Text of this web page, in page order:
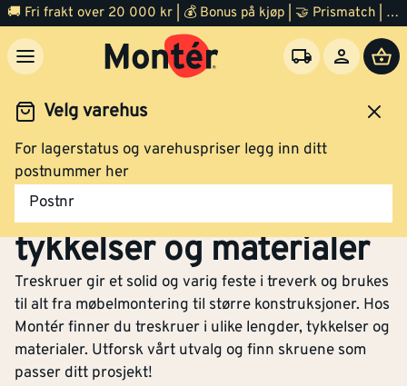
🚚 Fri frakt over 20 000 kr | 💰 Bonus på kjøp | 🤝 Prismatch | ⭐ 100% fornøyd garanti | 🏪 140 byggevarehus
Velg varehus
For lagerstatus og varehuspriser legg inn ditt
postnummer her
Postnr
Festemidler Skruer
Treskruer i ulike lengder,
tykkelser og materialer
Treskruer gir et solid og varig feste i treverk og brukes
til alt fra møbelmontering til større konstruksjoner. Hos
Montér finner du treskruer i ulike lengder, tykkelser og
materialer. Utforsk vårt utvalg og finn skruene som
passer ditt prosjekt!